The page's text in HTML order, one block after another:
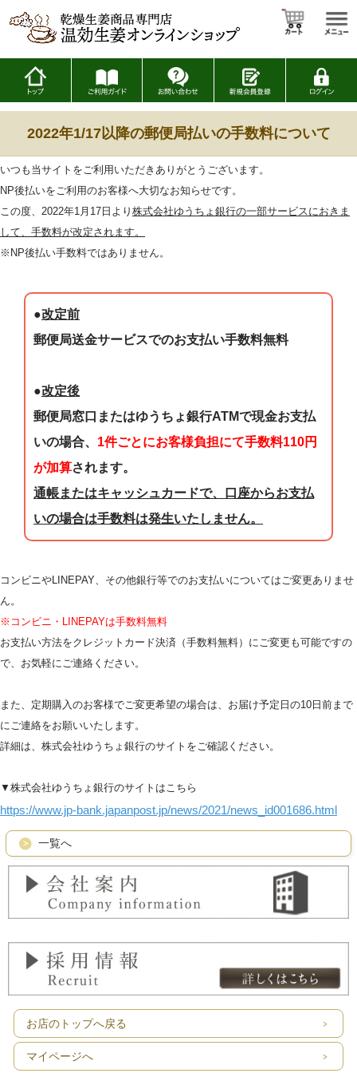
2022年1/17以降の郵便局払いの手数料について
いつも当サイトをご利用いただきありがとうございます。
NP後払いをご利用のお客様へ大切なお知らせです。
この度、2022年1月17日より 株式会社ゆうちょ銀行の一部サービスにおきま
して、手数料が改定されます。
※NP後払い手数料ではありません。
●改定前
郵便局送金サービスでのお支払い手数料無料
●改定後
郵便局窓口またはゆうちょ銀行ATMで現金お支払
いの場合、 1件ごとにお客様負担にて手数料110円
が加算されます。
通帳またはキャッシュカードで、口座からお支払
いの場合は手数料は発生いたしません。
コンビニやLINEPAY、その他銀行等でのお支払いについてはご変更ありませ
ん。
※コンビニ・LINEPAYは手数料無料
お支払い方法をクレジットカード決済（手数料無料）にご変更も可能ですの
で、お気軽にご連絡ください。
また、定期購入のお客様でご変更希望の場合は、お届け予定日の10日前まで
にご連絡をお願いいたします。
詳細は、株式会社ゆうちょ銀行のサイトをご確認ください。
▼株式会社ゆうちょ銀行のサイトはこちら
https://www.jp-bank.japanpost.jp/news/2021/news_id001686.html
一覧へ
お店のトップへ戻る
マイページへ